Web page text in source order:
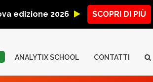
edizione 2026 SCOPRI DI PIÙ
ANALYTIX SCHOOL CONTATTI